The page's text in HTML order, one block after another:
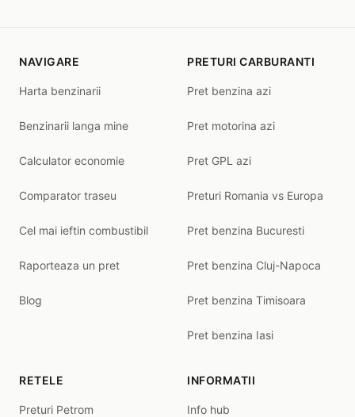
NAVIGARE
Harta benzinarii
Benzinarii langa mine
Calculator economie
Comparator traseu
Cel mai ieftin combustibil
Raporteaza un pret
Blog
PRETURI CARBURANTI
Pret benzina azi
Pret motorina azi
Pret GPL azi
Preturi Romania vs Europa
Pret benzina Bucuresti
Pret benzina Cluj-Napoca
Pret benzina Timisoara
Pret benzina Iasi
RETELE
Preturi Petrom
INFORMATII
Info hub